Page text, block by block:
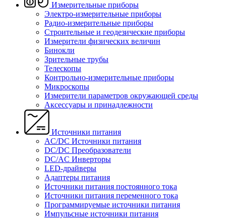
Измерительные приборы
Электро-измерительные приборы
Радио-измерительные приборы
Строительные и геодезические приборы
Измерители физических величин
Бинокли
Зрительные трубы
Телескопы
Контрольно-измерительные приборы
Микроскопы
Измерители параметров окружающей среды
Аксессуары и принадлежности
Источники питания
AC/DC Источники питания
DC/DC Преобразователи
DC/AC Инверторы
LED-драйверы
Адаптеры питания
Источники питания постоянного тока
Источники питания переменного тока
Программируемые источники питания
Импульсные источники питания